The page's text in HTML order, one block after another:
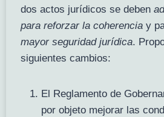
dos actos jurídicos se deben
para reforzar la coherenciay
mayor seguridad jurídica.
siguientes cambios:
El Reglamento de
por objeto mejorar las